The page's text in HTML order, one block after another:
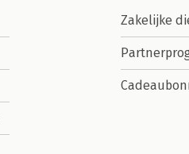
Zakelijke